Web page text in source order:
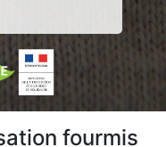
fourmis